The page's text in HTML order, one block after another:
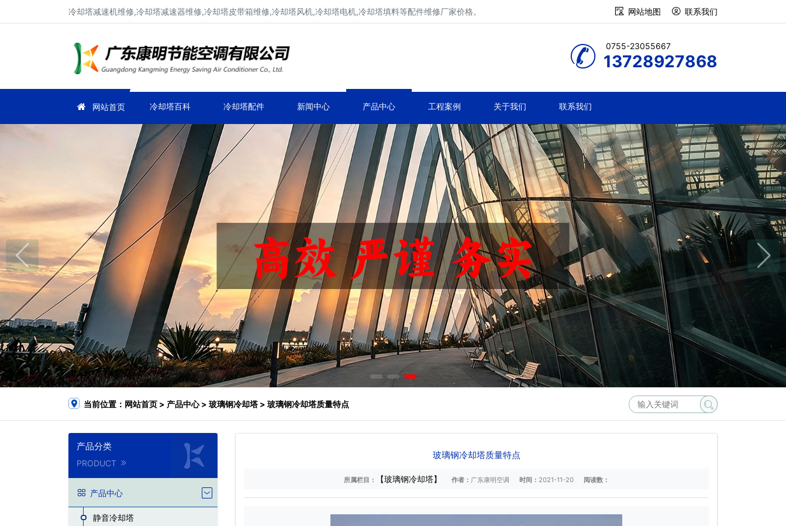
冷却塔减速机维修,冷却塔减速器维修,冷却塔皮带箱维修,冷却塔风机,冷却塔电机,冷却塔填料等配件维修厂家价格。 网站地图 联系我们
0755-23055667
13728927868
网站首页 冷却塔百科 冷却塔配件 新闻中心 产品中心 工程案例 关于我们 联系我们
当前位置： 网站首页 > 产品中心> 玻璃钢冷却塔 > 玻璃钢冷却塔质量特点
产品分类
PRODUCT
产品中心
静音冷却塔
玻璃钢冷却塔质量特点
所属栏目： 【玻璃钢冷却塔】 作者： 广东康明空调 时间： 2021-11-20 阅读数：